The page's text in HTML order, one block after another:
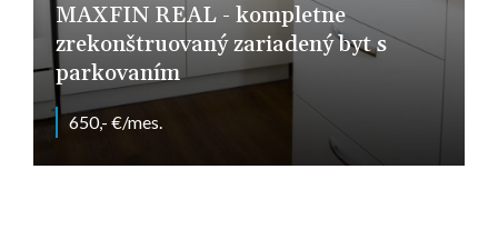
MAXFIN REAL - kompletne
zrekonštruovaný zariadený byt s
parkovaním
650,- €/mes.